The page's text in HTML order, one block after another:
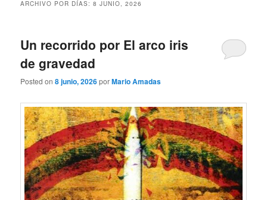
ARCHIVO POR DÍAS:8 JUNIO, 2026
Un recorrido por El arco iris
de gravedad
Posted on8 junio, 2026porMario Amadas